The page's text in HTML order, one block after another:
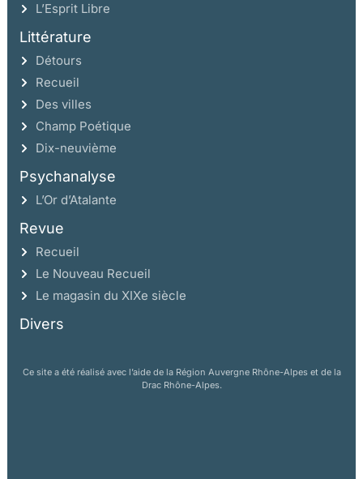
L’Esprit Libre
Littérature
Détours
Recueil
Des villes
Champ Poétique
Dix-neuvième
Psychanalyse
L’Or d’Atalante
Revue
Recueil
Le Nouveau Recueil
Le magasin du XIXe siècle
Divers
Ce site a été réalisé avec l’aide de la Région Auvergne Rhône-Alpes et de la
Drac Rhône-Alpes.